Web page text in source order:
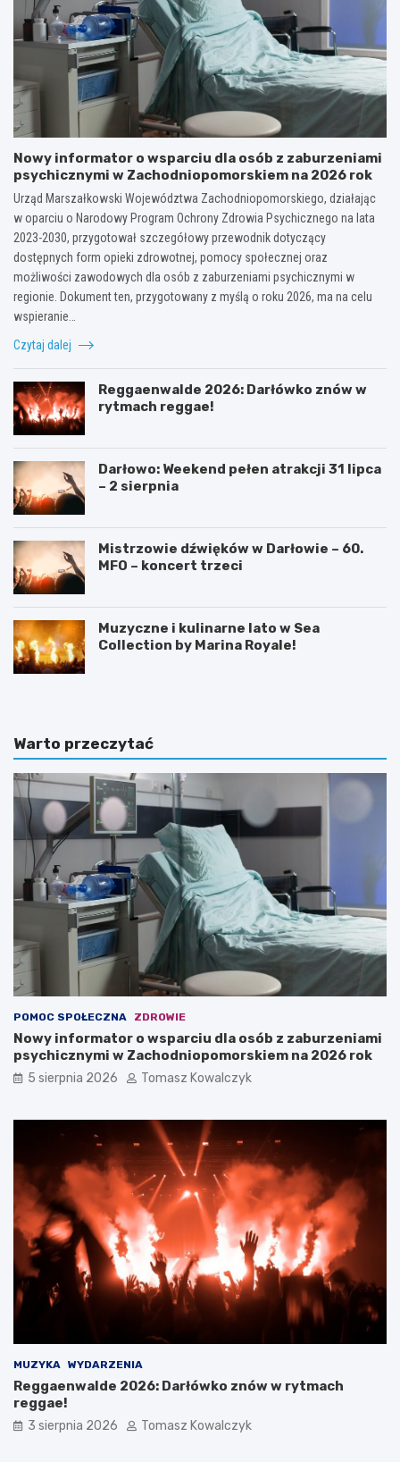
Nowy informator o wsparciu dla osób z zaburzeniami
psychicznymi w Zachodniopomorskiem na 2026 rok
Urząd Marszałkowski Województwa Zachodniopomorskiego, działając
w oparciu o Narodowy Program Ochrony Zdrowia Psychicznego na lata
2023-2030, przygotował szczegółowy przewodnik dotyczący
dostępnych form opieki zdrowotnej, pomocy społecznej oraz
możliwości zawodowych dla osób z zaburzeniami psychicznymi w
regionie. Dokument ten, przygotowany z myślą o roku 2026, ma na celu
wspieranie…
Czytaj dalej
Reggaenwalde 2026: Darłówko znów w
rytmach reggae!
Darłowo: Weekend pełen atrakcji 31 lipca
– 2 sierpnia
Mistrzowie dźwięków w Darłowie – 60.
MFO – koncert trzeci
Muzyczne i kulinarne lato w Sea
Collection by Marina Royale!
Warto przeczytać
POMOC SPOŁECZNA ZDROWIE
Nowy informator o wsparciu dla osób z zaburzeniami
psychicznymi w Zachodniopomorskiem na 2026 rok
5 sierpnia 2026 Tomasz Kowalczyk
MUZYKA WYDARZENIA
Reggaenwalde 2026: Darłówko znów w rytmach
reggae!
3 sierpnia 2026 Tomasz Kowalczyk